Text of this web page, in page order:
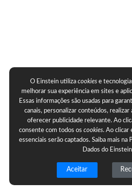
O Einstein utilizacookies e
melhorar sua experiência em sites e
Essas informações são usadas para
canais, personalizar conteúdos,
oferecer publicidade relevante. Ao
consente com todos oscookies. Ao clicar
essenciais serão captados. Saiba mais na
Dados do Einstein
Aceitar